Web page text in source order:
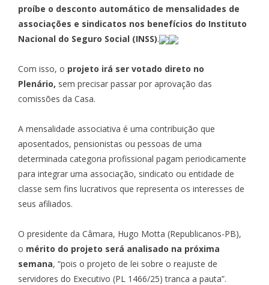
proíbe o desconto automático de mensalidades de
associações e sindicatos nos benefícios do Instituto
Nacional do Seguro Social (INSS).
Com isso, o projeto irá ser votado direto no
Plenário, sem precisar passar por aprovação das
comissões da Casa.
A mensalidade associativa é uma contribuição que
aposentados, pensionistas ou pessoas de uma
determinada categoria profissional pagam periodicamente
para integrar uma associação, sindicato ou entidade de
classe sem fins lucrativos que representa os interesses de
seus afiliados.
O presidente da Câmara, Hugo Motta (Republicanos-PB),
o mérito do projeto será analisado na próxima
semana, “pois o projeto de lei sobre o reajuste de
servidores do Executivo (PL 1466/25) tranca a pauta”.